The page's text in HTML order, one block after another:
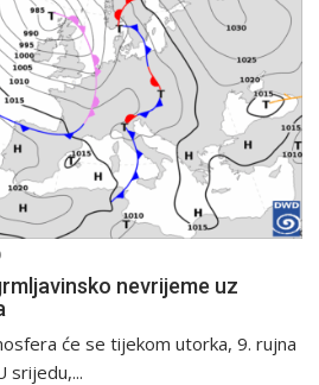
nevrijeme uz
će se tijekom utorka, 9. rujna
srijedu,...